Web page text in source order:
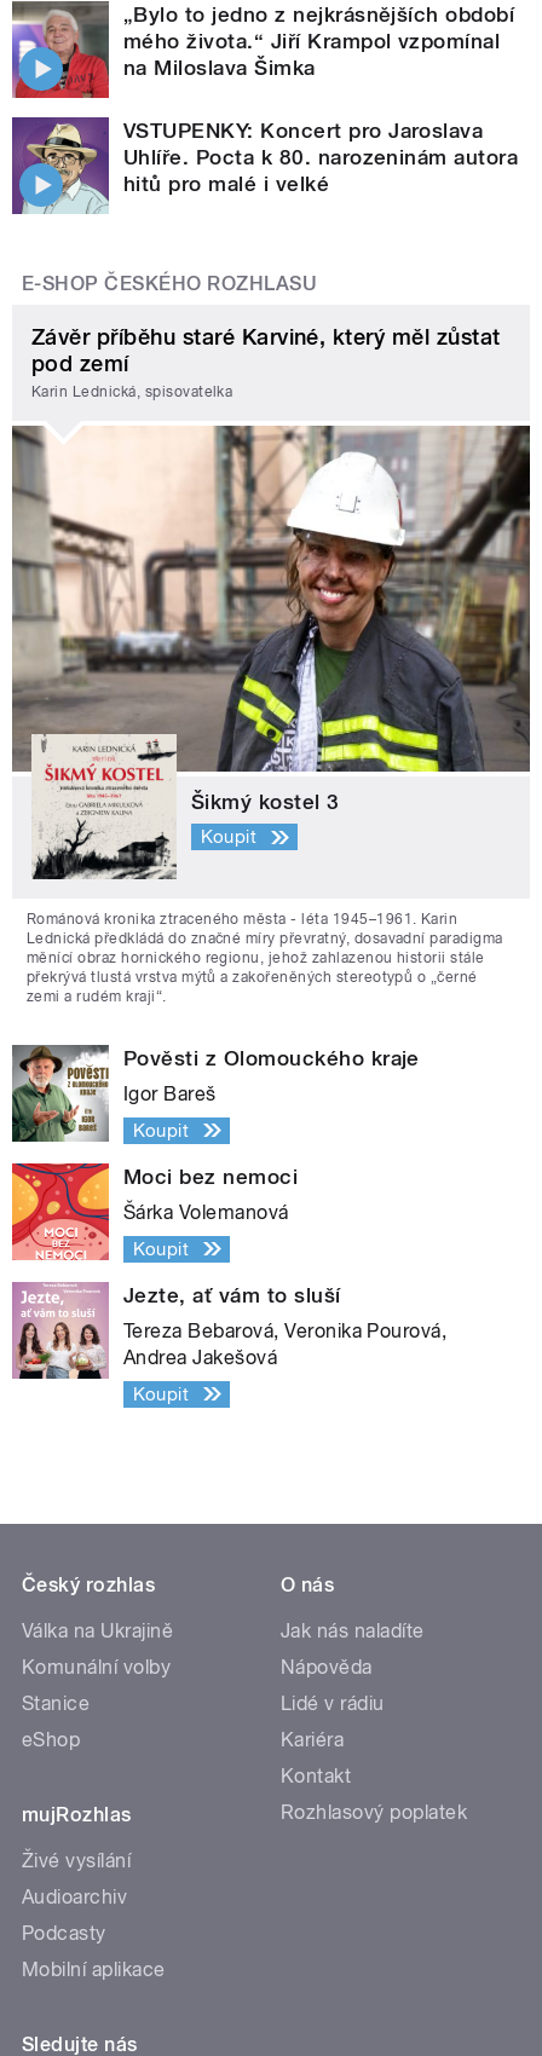
„Bylo to jedno z nejkrásnějších období
mého života.“ Jiří Krampol vzpomínal
na Miloslava Šimka
VSTUPENKY: Koncert pro Jaroslava
Uhlíře. Pocta k 80. narozeninám autora
hitů pro malé i velké
E-SHOP ČESKÉHO ROZHLASU
Závěr příběhu staré Karviné, který měl zůstat
pod zemí
Karin Lednická, spisovatelka
Šikmý kostel 3
Koupit
Románová kronika ztraceného města - léta 1945–1961. Karin
Lednická předkládá do značné míry převratný, dosavadní paradigma
měnící obraz hornického regionu, jehož zahlazenou historii stále
překrývá tlustá vrstva mýtů a zakořeněných stereotypů o „černé
zemi a rudém kraji“.
Pověsti z Olomouckého kraje
Igor Bareš
Koupit
Moci bez nemoci
Šárka Volemanová
Koupit
Jezte, ať vám to sluší
Tereza Bebarová, Veronika Pourová,
Andrea Jakešová
Koupit
Český rozhlas
Válka na Ukrajině
Komunální volby
Stanice
eShop
mujRozhlas
Živé vysílání
Audioarchiv
Podcasty
Mobilní aplikace
O nás
Jak nás naladíte
Nápověda
Lidé v rádiu
Kariéra
Kontakt
Rozhlasový poplatek
Sledujte nás